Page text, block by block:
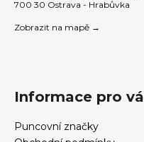
700 30 Ostrava - Hrabůvka
Zobrazit na mapě →
Informace pro
Puncovní značky